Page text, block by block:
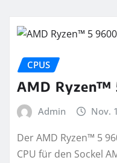
CPUS
AMD Ryzen™
Admin Nov.
Der AMD Ryzen™ 5
CPU für den Sockel